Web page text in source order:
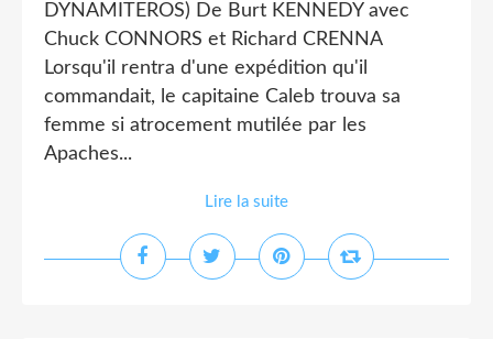
DYNAMITEROS) De Burt KENNEDY avec
Chuck CONNORS et Richard CRENNA
Lorsqu'il rentra d'une expédition qu'il
commandait, le capitaine Caleb trouva sa
femme si atrocement mutilée par les
Apaches...
Lire la suite